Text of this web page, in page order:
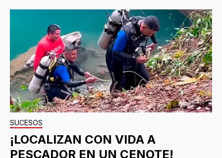
SUCESOS
¡LOCALIZAN CON VIDA A
PESCADOR EN UN CENOTE!